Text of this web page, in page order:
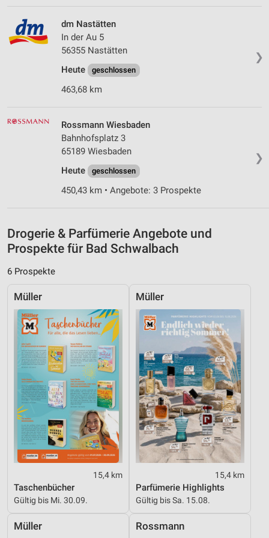
❯
dm Nastätten
In der Au 5
56355 Nastätten
Heute
geschlossen
463,68 km
❯
Rossmann Wiesbaden
Bahnhofsplatz 3
65189 Wiesbaden
Heute
geschlossen
450,43 km • Angebote: 3 Prospekte
Drogerie & Parfümerie Angebote und
Prospekte für Bad Schwalbach
6 Prospekte
Müller
15,4 km
Taschenbücher
Gültig bis Mi. 30.09.
Müller
15,4 km
Parfümerie Highlights
Gültig bis Sa. 15.08.
Müller Rossmann
personalisierter Werbung
Erstellung von Profilen zur Personalisierung
von Inhalten
Verwendung von Profilen zur Auswahl
personalisierter Inhalte
Messung der Performance von Inhalten
Analyse von Zielgruppen durch Statistiken oder
Kombinationen von Daten aus verschiedenen
Verwendung reduzierter Daten zur Auswahl von
Inhalten
Informationen identifizieren
Nicht-IAB-Verarbeitungszwecke:
Notwendig
Performance
Funktional
Werbung